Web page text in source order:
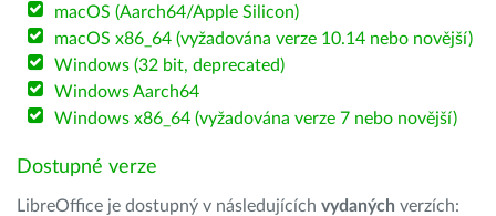
macOS (Aarch64/Apple Silicon)
macOS x86_64 (vyžadována verze 10.14 nebo novější)
Windows (32 bit, deprecated)
Windows Aarch64
Windows x86_64 (vyžadována verze 7 nebo novější)
Dostupné verze
LibreOffice je dostupný v následujících vydaných verzích: